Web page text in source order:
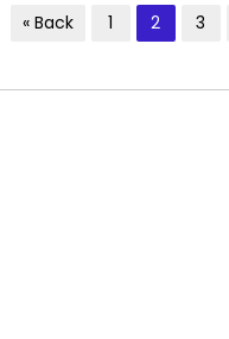
« Back 1 2 3